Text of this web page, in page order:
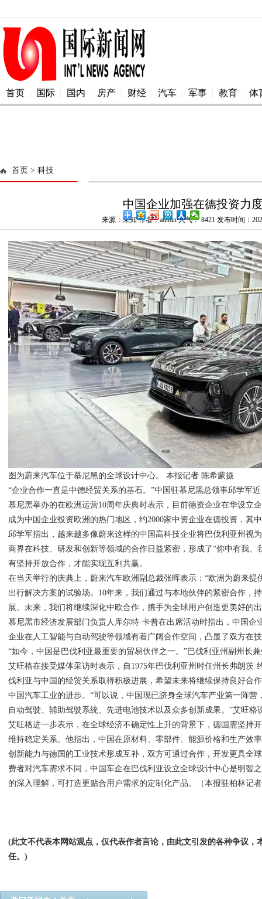
首页 国际 国内 房产 财经 汽车 军事 教育 体
首页 > 科技
中国企业加强在德投资力
来源：未知 作者：admin 人气： 8421 发布时间：
图为蔚来汽车位于慕尼黑的全球设计中心。 本报记者 陈希蒙摄
“企业合作一直是中德经贸关系的基石。”中国驻慕尼黑总领事邱学军
慕尼黑举办的在欧洲运营10周年庆典时表示，目前德资企业在华设立
成为中国企业投资欧洲的热门地区，约2000家中资企业在德投资，其
邱学军指出，越来越多像蔚来这样的中国高科技企业将巴伐利亚州视
商界在科技、研发和创新等领域的合作日益紧密，形成了“你中有我、
有坚持开放合作，才能实现互利共赢。
在当天举行的庆典上，蔚来汽车欧洲副总裁张晖表示：“欧洲为蔚来
出行解决方案的试验场。10年来，我们通过与本地伙伴的紧密合作，
展。未来，我们将继续深化中欧合作，携手为全球用户创造更美好的
慕尼黑市经济发展部门负责人库尔特·卡普在出席活动时指出，中国企
企业在人工智能与自动驾驶等领域有着广阔合作空间，凸显了双方在
“如今，中国是巴伐利亚最重要的贸易伙伴之一。”巴伐利亚州副州长
艾旺格在接受媒体采访时表示，自1975年巴伐利亚州时任州长弗朗茨·
伐利亚与中国的经贸关系取得积极进展，希望未来将继续保持良好合
中国汽车工业的进步。“可以说，中国现已跻身全球汽车产业第一阵
自动驾驶、辅助驾驶系统、先进电池技术以及众多创新成果。”艾旺格
艾旺格进一步表示，在全球经济不确定性上升的背景下，德国需坚持
维持稳定关系。他指出，中国在原材料、零部件、能源价格和生产效
创新能力与德国的工业技术形成互补，双方可通过合作，开发更具全
费者对汽车需求不同，中国车企在巴伐利亚设立全球设计中心是明智
的深入理解，可打造更贴合用户需求的定制化产品。（本报驻柏林记
(此文不代表本网站观点，仅代表作者言论，由此文引发的各种争议，
任。)